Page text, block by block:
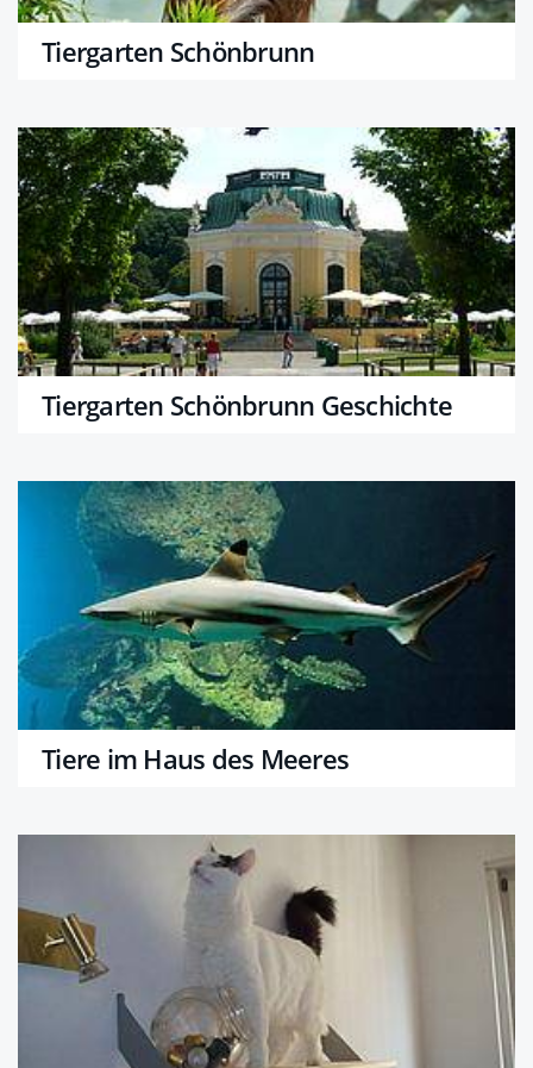
Tiergarten Schönbrunn
Tiergarten Schönbrunn Geschichte
Tiere im Haus des Meeres